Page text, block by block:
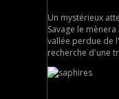
Un mystérieux
Savage le
vallée perdue de
recherche d'une